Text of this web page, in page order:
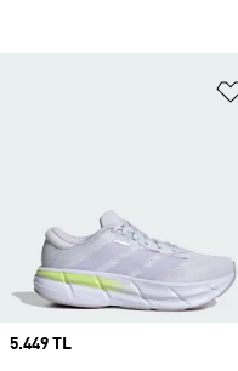
Price
5.449 TL